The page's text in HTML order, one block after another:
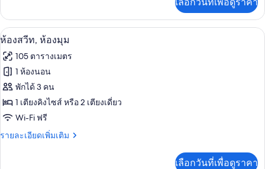
เกี่ยว
กับ
ห้อง
ท
(Mayfair)
เปิด
ภาพถ่าย
ทั้งหมด
ของ
ห้อง
สวีท,
ห้อง
ห้องสวีท, ห้องมุม | เครื่องนอนระดับพ
5
ห้องสวีท, ห้องมุม
105 ตารางเมตร
1 ห้องนอน
พักได้ 3 คน
1 เตียงคิงไซส์ หรือ 2 เตียงเดี่ยว
Wi-Fi ฟรี
รายละเอียดเพิ่มเติม
ราย
เลือกวันที่เพื่อดูราคา